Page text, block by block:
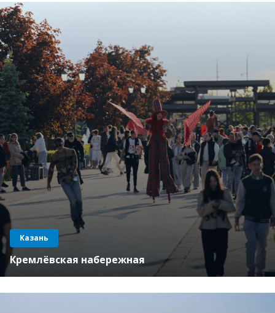
Казань
Кремлёвская набережная